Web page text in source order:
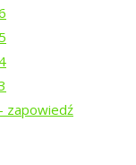
zapowiedź